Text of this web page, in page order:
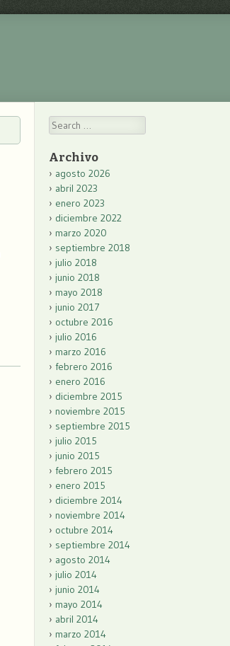
Search
Archivo
agosto 2026
abril 2023
enero 2023
diciembre 2022
marzo 2020
septiembre 2018
julio 2018
junio 2018
mayo 2018
junio 2017
octubre 2016
julio 2016
marzo 2016
febrero 2016
enero 2016
diciembre 2015
noviembre 2015
septiembre 2015
julio 2015
junio 2015
febrero 2015
enero 2015
diciembre 2014
noviembre 2014
octubre 2014
septiembre 2014
agosto 2014
julio 2014
junio 2014
mayo 2014
abril 2014
marzo 2014